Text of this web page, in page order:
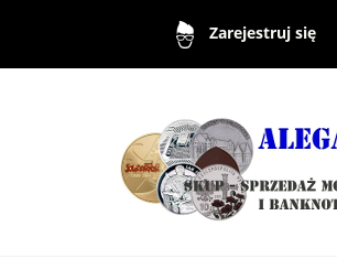
Zarejestruj się